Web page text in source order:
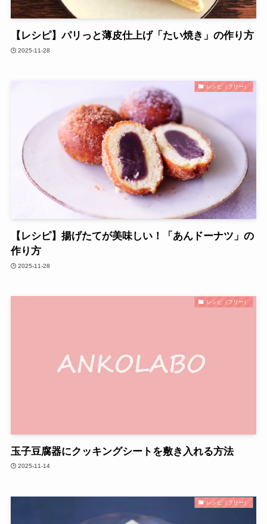
【レシピ】パリっと薄皮仕上げ「たい焼き」の作り方
2025-11-28
レシピ（フリー）
【レシピ】揚げたてが美味しい！「あんドーナツ」の
作り方
2025-11-28
レシピ（フリー）
玉子豆腐器にクッキングシートを敷き入れる方法
2025-11-14
レシピ（フリー）